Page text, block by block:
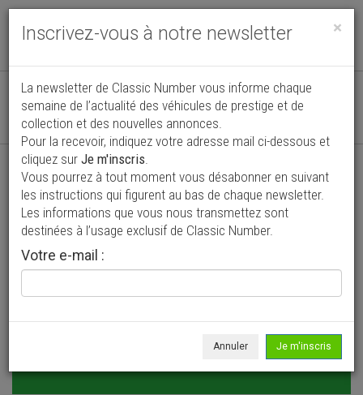
Toggle
Véhicules de collection, sport et prestige
Actuellement7557annonces actualisées
de véhicules de particuliers et professionnels
×
Inscrivez-vous à notre newsletter
La newsletter de Classic Number vous informe chaque
semaine de l’actualité des véhicules de prestige et de
collection et des nouvelles annonces.
Pour la recevoir, indiquez votre adresse mail ci-dessous et
cliquez sur Je m'inscris.
Vous pourrez à tout moment vous désabonner en suivant
les instructions qui figurent au bas de chaque newsletter.
Les informations que vous nous transmettez sont
destinées à l’usage exclusif de Classic Number.
Votre e-mail :
Annuler Je m'inscris